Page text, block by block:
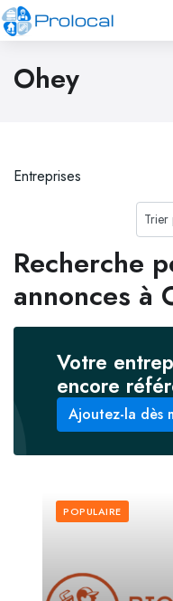
Ohey
Entreprises
Recherche
annonces à
Votre
encore
Ajoutez-la dès
POPULAIRE